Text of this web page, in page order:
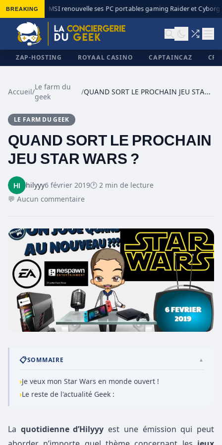
BREAKING MSI renouvelle ses PC portables gaming Raider et Cyborg
ZAP-HOSTING ROYAAL CASINO CAPTAINCAZ
Accueil/
Le farm du
geek
/ QUAND SORT LE PROCHAIN JEU STAR WARS ?
LE FARM DU GEEK
QUAND SORT LE PROCHAIN
JEU STAR WARS ?
hilyyy6 février 2019🕐 2 min de lecture
💬 Aucun commentaire
📋SOMMAIRE ▲
›Je veux mon Star Wars en monde ouvert !
›Le reste de l'actualité Geek :
La quotidienne d’Hilyyy est une émission qui peut